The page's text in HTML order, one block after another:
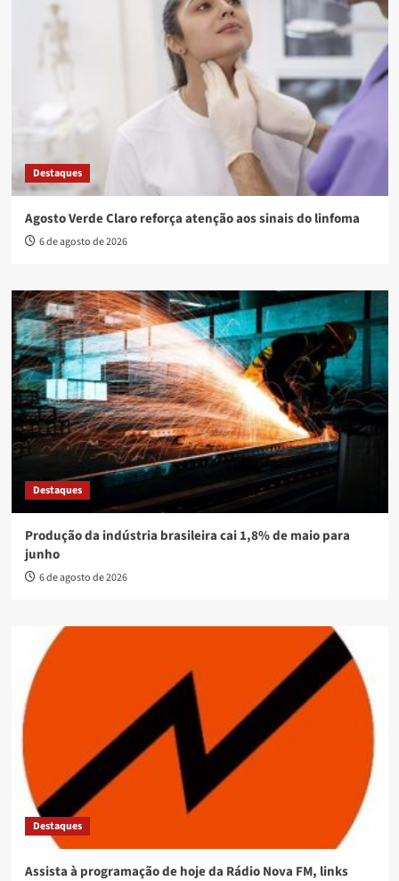
Destaques
Agosto Verde Claro reforça atenção aos sinais do linfoma
6 de agosto de 2026
Destaques
Produção da indústria brasileira cai 1,8% de maio para
junho
6 de agosto de 2026
Destaques
Assista à programação de hoje da Rádio Nova FM, links